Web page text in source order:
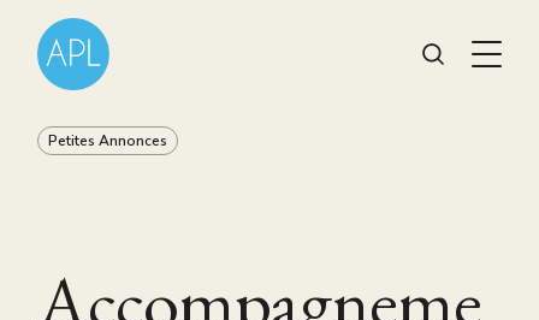
Petites Annonces